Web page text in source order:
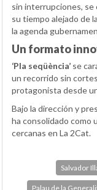
sin interrupciones, se
su tiempo alejado de
la agenda
Un formato
‘Pla seqüència’ se
un recorrido sin
protagonista desde
Bajo la dirección y
ha consolidado como
cercanas en La 2Cat.
Salvador
Palau de la